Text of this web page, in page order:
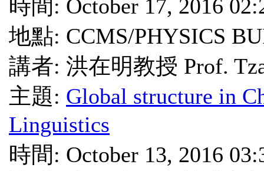
時間: October 17, 2016
地點: CCMS/PHYSICS
講者: 洪在明教授 Prof.
主題: Global structure in
Linguistics
時間: October 13, 2016